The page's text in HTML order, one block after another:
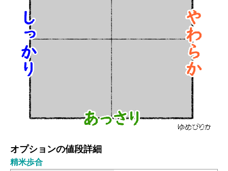
オプションの値段詳細
精米歩合